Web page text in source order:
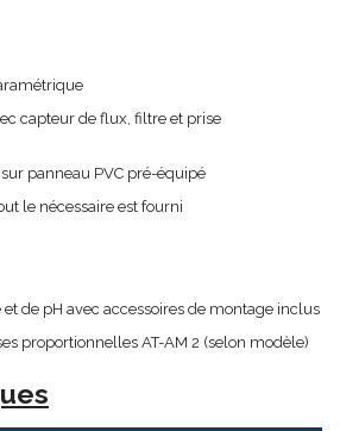
capteur de flux, filtre et prise
panneau PVC pré-équipé
le nécessaire est fourni
et de pH avec accessoires de montage inclus
proportionnelles AT-AM 2 (selon modèle)